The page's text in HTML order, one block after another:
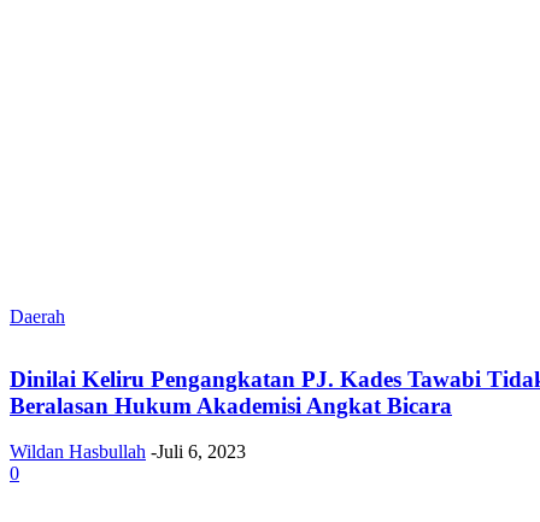
Daerah
Dinilai Keliru Pengangkatan PJ. Kades Tawabi
Beralasan Hukum Akademisi Angkat Bicara
Wildan Hasbullah -Juli 6, 2023
0